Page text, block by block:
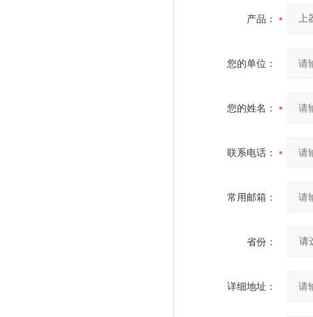
产品：
您的单位：
您的姓名：
联系电话：
常用邮箱：
省份：
详细地址：